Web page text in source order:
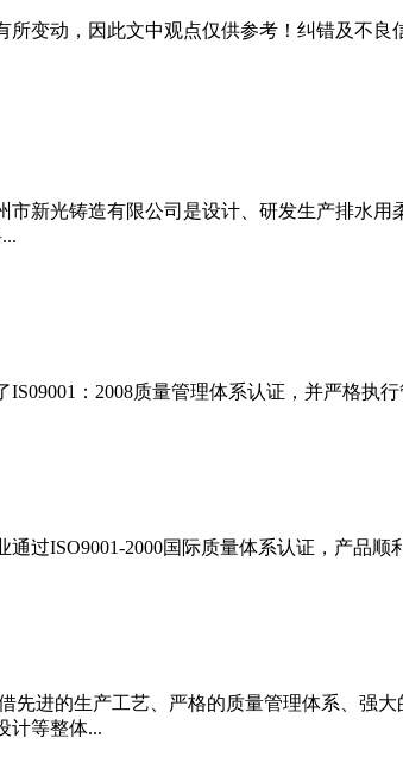
所变动，因此文中观点仅供参考 ！纠错及不良
市新光铸造有限公司是设计、研发生产排水
IS09001：2008质量管理体系认证，并严格执
通过ISO9001-2000国际质量体系认证，产品
先进的生产工艺、严格的质量管理体系、强
计等整体...